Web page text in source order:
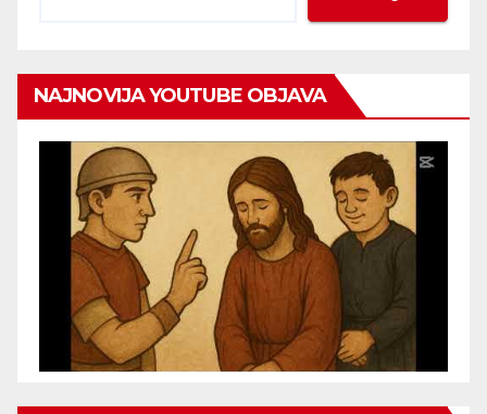
NAJNOVIJA YOUTUBE OBJAVA